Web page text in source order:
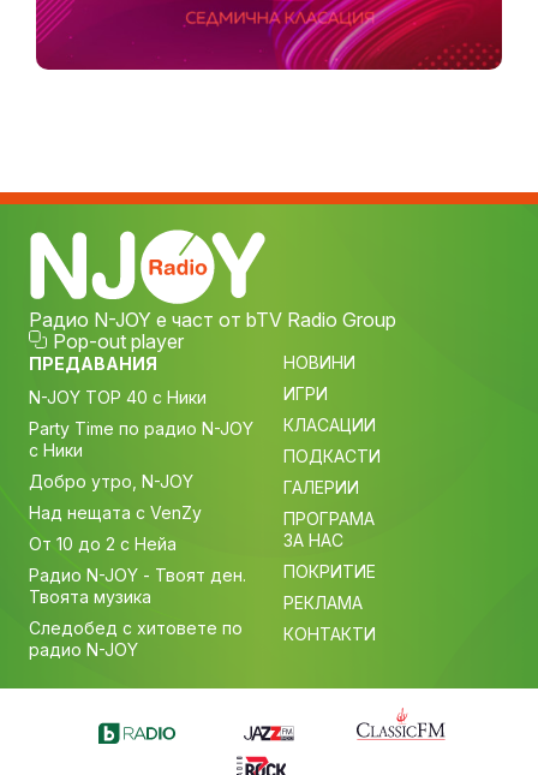
Радио N-JOY е част от bTV Radio Group
Pop-out player
ПРЕДАВАНИЯ
N-JOY TOP 40 с Ники
Party Time по радио N-JOY
с Ники
Добро утро, N-JOY
Над нещата с VenZy
От 10 до 2 с Нейа
Радио N-JOY - Твоят ден.
Твоята музика
Следобед с хитовете по
радио N-JOY
НОВИНИ
ИГРИ
КЛАСАЦИИ
ПОДКАСТИ
ГАЛЕРИИ
ПРОГРАМА
ЗА НАС
ПОКРИТИЕ
РЕКЛАМА
КОНТАКТИ